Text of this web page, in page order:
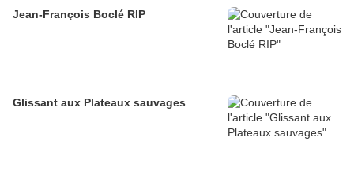
Jean-François Boclé RIP
Glissant aux Plateaux sauvages